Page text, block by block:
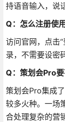
持语音输入，说
Q：怎么注册使用
访问官网，点击
录，不需要设密
Q：策划会Pro要
策划会Pro集成
较多火种。一场
合处理复杂的营